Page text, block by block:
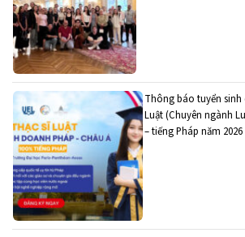
Thông báo tuyển
Luật (Chuyên ngành
– tiếng Pháp năm 2026